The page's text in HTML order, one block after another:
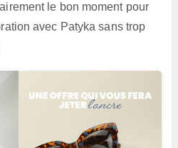
le bon moment pour
avec Patyka sans trop